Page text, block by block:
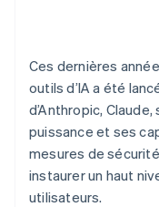
Ces dernières
outils d’IA a été
d’Anthropic,
puissance et ses
mesures de
instaurer un haut
utilisateurs.